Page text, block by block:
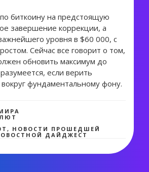
биткоину на предстоящую
завершение коррекции, а
уровня в $60 000, с
Сейчас все говорит о том,
обновить максимум до
если верить
фундаментальному фону.
, НОВОСТИ ПРОШЕДШЕЙ
ДАЙДЖЕСТ